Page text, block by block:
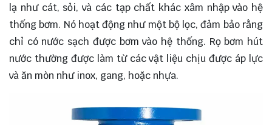
lạ như cát, sỏi, và các tạp chất khác xâm nhập vào hệ
thống bơm. Nó hoạt động như một bộ lọc, đảm bảo rằng
chỉ có nước sạch được bơm vào hệ thống. Rọ bơm hút
nước thường được làm từ các vật liệu chịu được áp lực
và ăn mòn như inox, gang, hoặc nhựa.